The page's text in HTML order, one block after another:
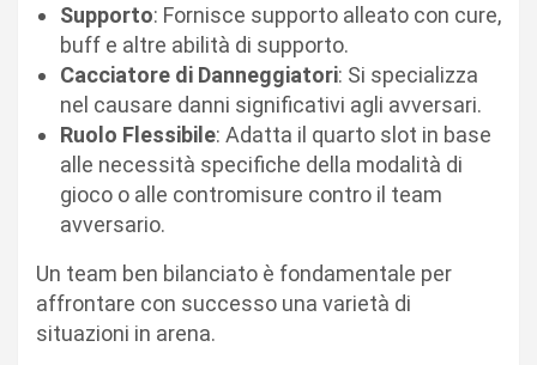
Supporto: Fornisce supporto alleato con cure,
buff e altre abilità di supporto.
Cacciatore di Danneggiatori: Si specializza
nel causare danni significativi agli avversari.
Ruolo Flessibile: Adatta il quarto slot in base
alle necessità specifiche della modalità di
gioco o alle contromisure contro il team
avversario.
Un team ben bilanciato è fondamentale per
affrontare con successo una varietà di
situazioni in arena.